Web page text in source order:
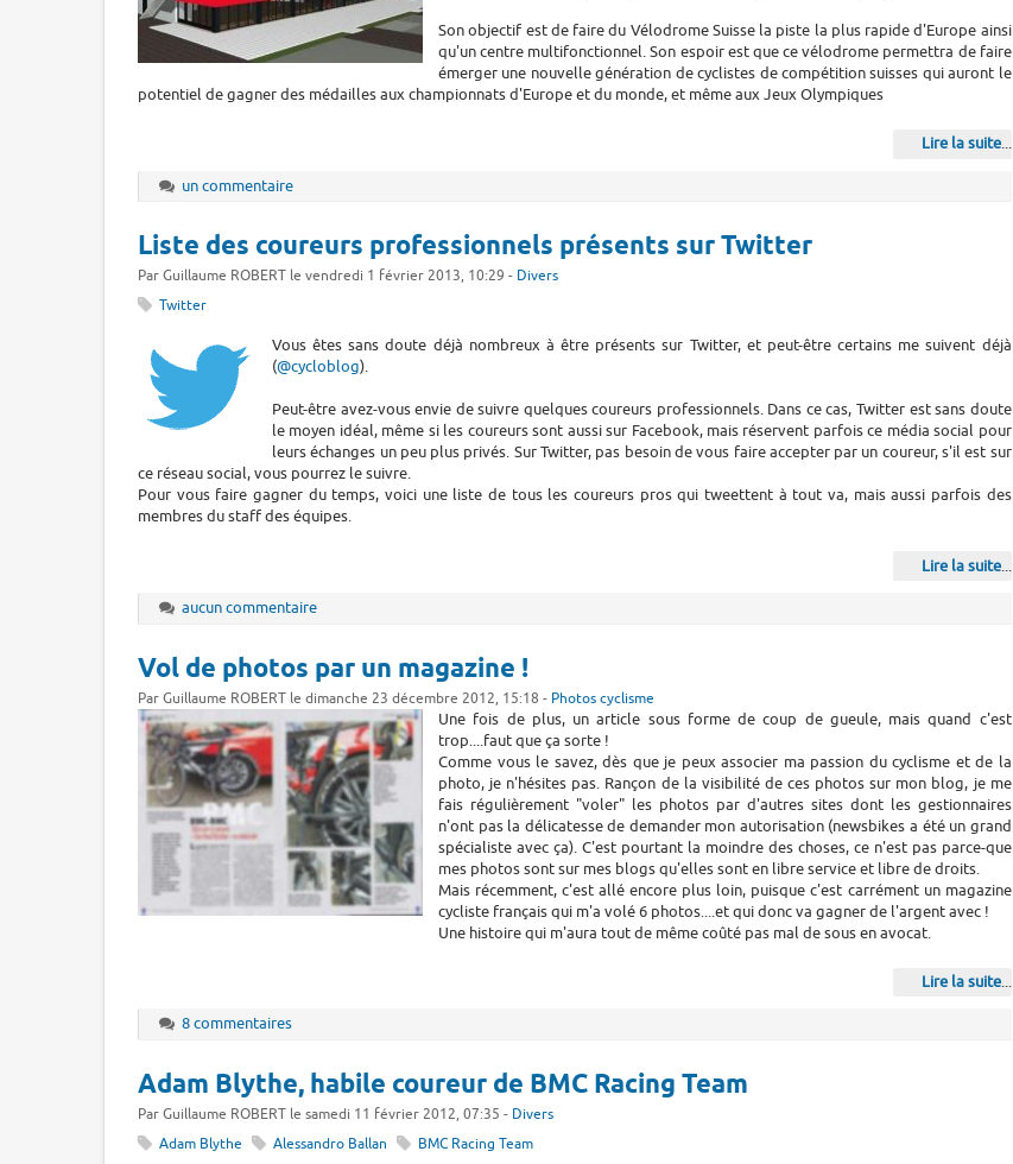
Son objectif est de faire du Vélodrome Suisse la piste la plus rapide d'Europe ainsi
qu'un centre multifonctionnel. Son espoir est que ce vélodrome permettra de faire
émerger une nouvelle génération de cyclistes de compétition suisses qui auront le
potentiel de gagner des médailles aux championnats d'Europe et du monde, et même aux Jeux Olympiques
Lire la suite...
un commentaire
Liste des coureurs professionnels présents sur Twitter
Par Guillaume ROBERT le vendredi 1 février 2013, 10:29 - Divers
Twitter
Vous êtes sans doute déjà nombreux à être présents sur Twitter, et peut-être certains me suivent déjà
(@cycloblog).
Peut-être avez-vous envie de suivre quelques coureurs professionnels. Dans ce cas, Twitter est sans doute
le moyen idéal, même si les coureurs sont aussi sur Facebook, mais réservent parfois ce média social pour
leurs échanges un peu plus privés. Sur Twitter, pas besoin de vous faire accepter par un coureur, s'il est sur
ce réseau social, vous pourrez le suivre.
Pour vous faire gagner du temps, voici une liste de tous les coureurs pros qui tweettent à tout va, mais aussi parfois des
membres du staff des équipes.
Lire la suite...
aucun commentaire
Vol de photos par un magazine !
Par Guillaume ROBERT le dimanche 23 décembre 2012, 15:18 - Photos cyclisme
Une fois de plus, un article sous forme de coup de gueule, mais quand c'est
trop....faut que ça sorte !
Comme vous le savez, dès que je peux associer ma passion du cyclisme et de la
photo, je n'hésites pas. Rançon de la visibilité de ces photos sur mon blog, je me
fais régulièrement "voler" les photos par d'autres sites dont les gestionnaires
n'ont pas la délicatesse de demander mon autorisation (newsbikes a été un grand
spécialiste avec ça). C'est pourtant la moindre des choses, ce n'est pas parce-que
mes photos sont sur mes blogs qu'elles sont en libre service et libre de droits.
Mais récemment, c'est allé encore plus loin, puisque c'est carrément un magazine
cycliste français qui m'a volé 6 photos....et qui donc va gagner de l'argent avec !
Une histoire qui m'aura tout de même coûté pas mal de sous en avocat.
Lire la suite...
8 commentaires
Adam Blythe, habile coureur de BMC Racing Team
Par Guillaume ROBERT le samedi 11 février 2012, 07:35 - Divers
Adam Blythe
Alessandro Ballan BMC Racing Team